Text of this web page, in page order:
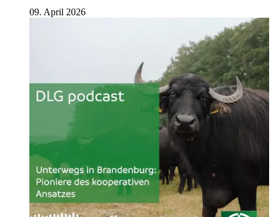
09. April 2026